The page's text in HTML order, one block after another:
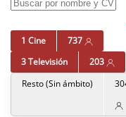
1 Cine 737
3 Televisión
203
Resto (Sin ámbito)